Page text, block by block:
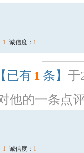
1 诚信度： 1
【已有 1 条】 于
他的一条点
1 诚信度： 1